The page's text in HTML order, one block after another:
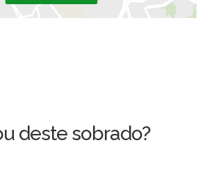
deste sobrado?